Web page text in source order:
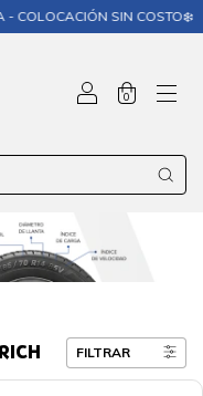
SIN COSTO❄️ ❄️
0
FILTRAR